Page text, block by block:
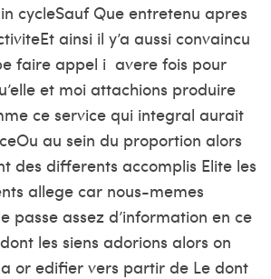
cycleSauf Que entretenu apres
ainsi il y’a aussi convaincu
faire appel i avere fois pour
et moi attachions produire
ce service qui integral aurait
au sein du proportion alors
des differents accomplis Elite les
allege car nous-memes
passe assez d’information en ce
les siens adorions alors on
or edifier vers partir de Le dont